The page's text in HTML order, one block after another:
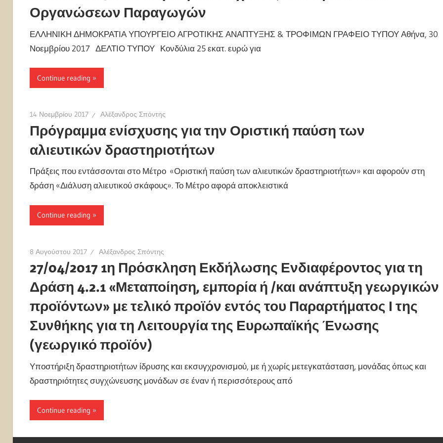
Οργανώσεων Παραγωγών
ΕΛΛΗΝΙΚΗ ΔΗΜΟΚΡΑΤΙΑ ΥΠΟΥΡΓΕΙΟ ΑΓΡΟΤΙΚΗΣ ΑΝΑΠΤΥΞΗΣ & ΤΡΟΦΙΜΩΝ ΓΡΑΦΕΙΟ ΤΥΠΟΥ Αθήνα, 30
Νοεμβρίου 2017 ΔΕΛΤΙΟ ΤΥΠΟΥ Κονδύλια 25 εκατ. ευρώ για
Continue reading
14 Νοεμβρίου 2017 Αλέξανδρος Σπόντης
Πρόγραμμα ενίσχυσης για την Οριστική παύση των
αλιευτικών δραστηριοτήτων
Πράξεις που εντάσσονται στο Μέτρο «Οριστική παύση των αλιευτικών δραστηριοτήτων» και αφορούν στη
δράση «Διάλυση αλιευτικού σκάφους». Το Μέτρο αφορά αποκλειστικά
Continue reading
8 Αυγούστου 2017 Αλέξανδρος Σπόντης
27/04/2017 1η Πρόσκληση Εκδήλωσης Ενδιαφέροντος για τη
Δράση 4.2.1 «Μεταποίηση, εμπορία ή /και ανάπτυξη γεωργικών
προϊόντων» με τελικό προϊόν εντός του Παραρτήματος Ι της
Συνθήκης για τη Λειτουργία της Ευρωπαϊκής Ένωσης
(γεωργικό προϊόν)
Υποστήριξη δραστηριοτήτων ίδρυσης και εκσυγχρονισμού, με ή χωρίς μετεγκατάσταση, μονάδας όπως και
δραστηριότητες συγχώνευσης μονάδων σε έναν ή περισσότερους από
Continue reading